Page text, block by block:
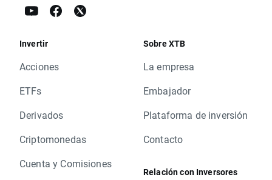
Invertir
Acciones
ETFs
Derivados
Criptomonedas
Cuenta y Comisiones
Sobre XTB
La empresa
Embajador
Plataforma de inversión
Contacto
Relación con Inversores